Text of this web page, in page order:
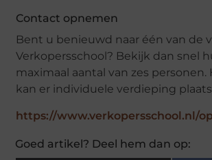
Contact opnemen
Bent u benieuwd naar één van de
Verkopersschool? Bekijk dan snel
maximaal aantal van zes
kan er individuele verdieping
https://www.verkopersschool.nl/
Goed artikel? Deel hem dan op: